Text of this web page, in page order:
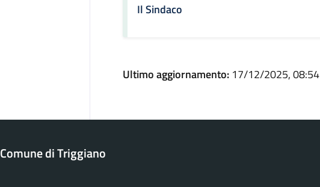
Il Sindaco
Ultimo aggiornamento: 17/12/2025, 08:54
Comune di Triggiano